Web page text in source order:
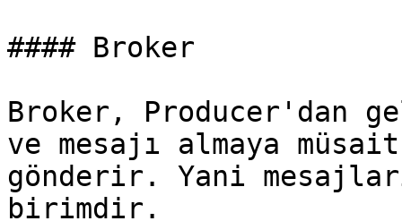
#### Broker
Broker, Producer'dan
ve mesajı almaya
gönderir. Yani
birimdir.